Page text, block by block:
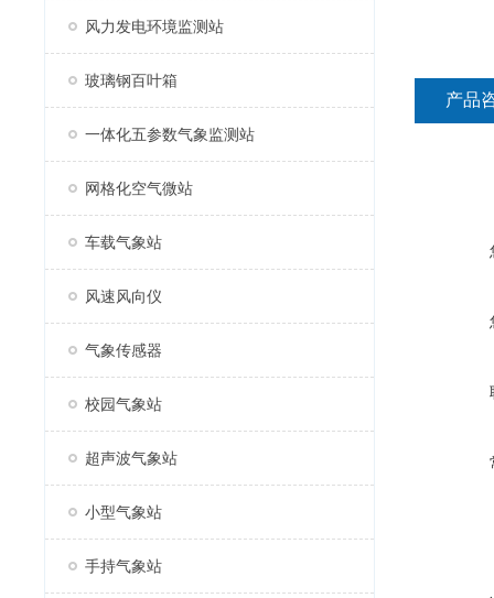
风力发电环境监测站
玻璃钢百叶箱
一体化五参数气象监测站
网格化空气微站
车载气象站
风速风向仪
气象传感器
校园气象站
超声波气象站
小型气象站
手持气象站
产品